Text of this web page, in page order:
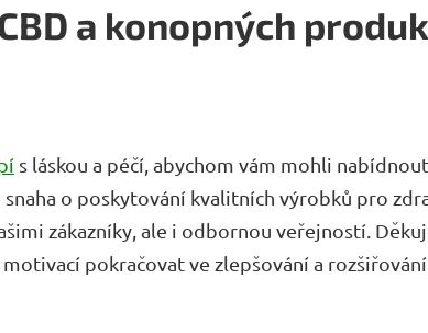
a konopných
s láskou a péčí, abychom vám mohli nabídnout
snaha o poskytování kvalitních výrobků pro
zákazníky, ale i odbornou veřejností.
pokračovat ve zlepšování a rozšiřování